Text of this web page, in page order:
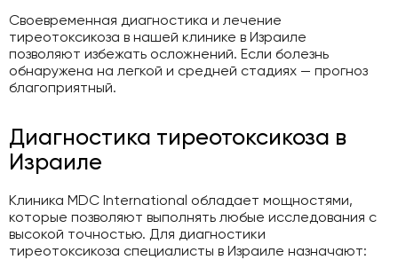
Своевременная диагностика и лечение
тиреотоксикоза в нашей клинике в Израиле
позволяют избежать осложнений. Если болезнь
обнаружена на легкой и средней стадиях — прогноз
благоприятный.
Диагностика тиреотоксикоза в
Израиле
Клиника MDC International обладает мощностями,
которые позволяют выполнять любые исследования с
высокой точностью. Для диагностики
тиреотоксикоза специалисты в Израиле назначают: